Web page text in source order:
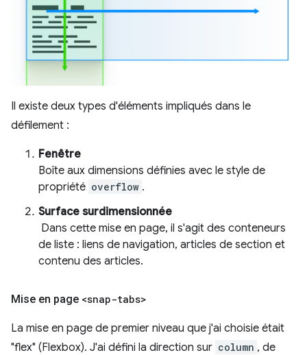
Il existe deux types d'éléments impliqués dans le
défilement :
Fenêtre
Boîte aux dimensions définies avec le style de
propriété overflow .
Surface surdimensionnée
Dans cette mise en page, il s'agit des conteneurs
de liste : liens de navigation, articles de section et
contenu des articles.
Mise en page <snap-tabs>
La mise en page de premier niveau que j'ai choisie était
"flex" (Flexbox). J'ai défini la direction sur column , de